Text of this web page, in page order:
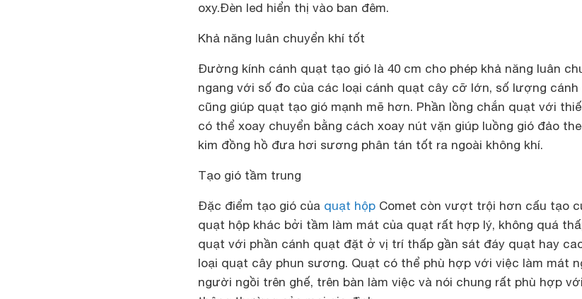
oxy.Đèn led hiển thị vào ban đêm.
Khả năng luân chuyển khí tốt
Đường kính cánh quạt tạo gió là 40 cm cho phép khả năng luân
ngang với số đo của các loại cánh quạt cây cỡ lớn, số lượng cánh
cũng giúp quạt tạo gió mạnh mẽ hơn. Phần lồng chắn quạt với
có thể xoay chuyển bằng cách xoay nút vặn giúp luồng gió đảo
kim đồng hồ đưa hơi sương phân tán tốt ra ngoài không khí.
Tạo gió tầm trung
Đặc điểm tạo gió của quạt hộp Comet còn vượt trội hơn cấu tạo
quạt hộp khác bởi tầm làm mát của quạt rất hợp lý, không quá
quạt với phần cánh quạt đặt ở vị trí thấp gần sát đáy quạt hay
loại quạt cây phun sương. Quạt có thể phù hợp với việc làm mát
người ngồi trên ghế, trên bàn làm việc và nói chung rất phù hợp